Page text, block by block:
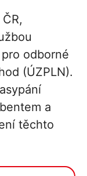
odborné
(ÚZPLN).
a
těchto